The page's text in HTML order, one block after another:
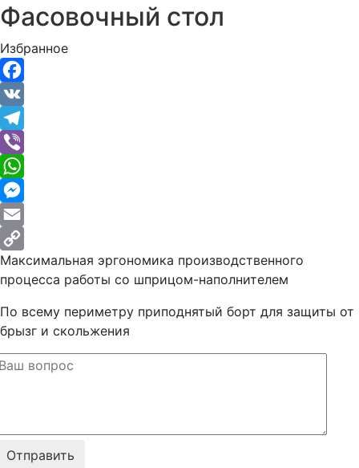
Фасовочный стол
Избранное
Facebook
VK
Telegram
Viber
WhatsApp
Messenger
Email
Copy
Link
Максимальная эргономика производственного
процесса работы со шприцом-наполнителем
По всему периметру приподнятый борт для защиты от
брызг и скольжения